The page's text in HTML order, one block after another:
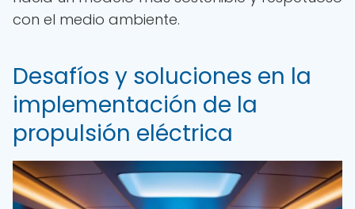
con el medio ambiente.
Desafíos y soluciones en la
implementación de la
propulsión eléctrica